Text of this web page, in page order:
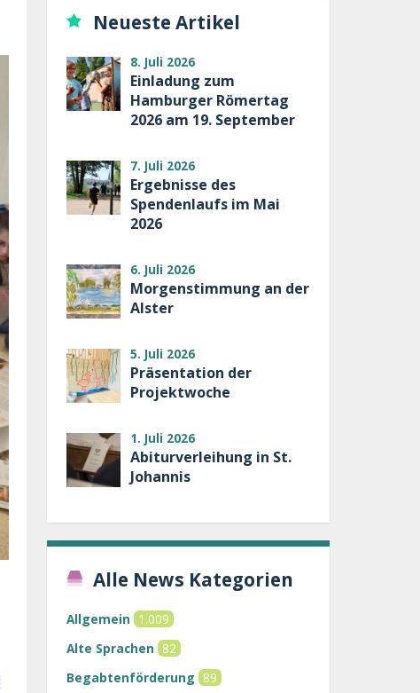
Neueste Artikel
8. Juli 2026
Einladung zum
Hamburger Römertag
2026 am 19. September
7. Juli 2026
Ergebnisse des
Spendenlaufs im Mai
2026
6. Juli 2026
Morgenstimmung an der
Alster
5. Juli 2026
Präsentation der
Projektwoche
1. Juli 2026
Abiturverleihung in St.
Johannis
Alle News Kategorien
Allgemein 1.009
Alte Sprachen 82
Begabtenförderung 89